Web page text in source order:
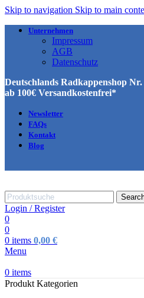
Skip to navigation Skip to main
Unternehmen
Impressum
AGB
Datenschutz
Deutschlands Radkappenshop
ab 100€ Versandkostenfrei*
Newsletter
FAQs
Kontakt
Blog
Login / Register
0
0
0 items 0,00 €
Menu
0 items
Produkt Kategorien